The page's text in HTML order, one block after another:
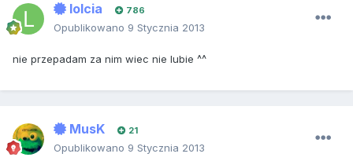
lolcia 786
Opublikowano 9 Stycznia 2013
nie przepadam za nim wiec nie lubie ^^
MusK 21
Opublikowano 9 Stycznia 2013